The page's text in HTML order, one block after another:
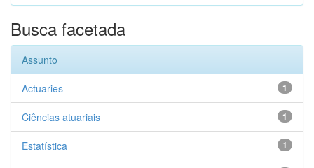
Busca facetada
Assunto
1
Actuaries
1
Ciências atuariais
1
Estatística